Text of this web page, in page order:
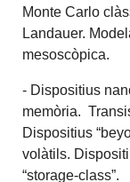
Monte Carlo
Landauer.
mesoscòpica.
- Dispositius
memòria.
Dispositius
volàtils.
“storage-class”.